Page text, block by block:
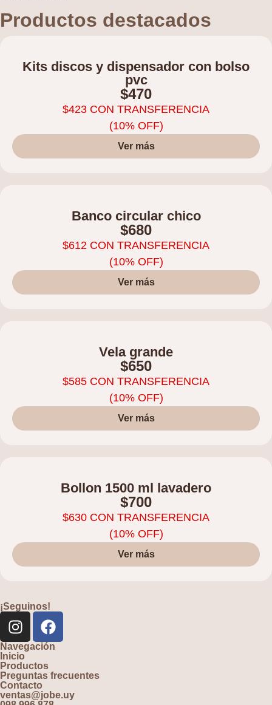
Productos destacados
Kits discos y dispensador con bolso
pvc
$470
$423 CON TRANSFERENCIA
(10% OFF)
Ver más
Banco circular chico
$680
$612 CON TRANSFERENCIA
(10% OFF)
Ver más
Vela grande
$650
$585 CON TRANSFERENCIA
(10% OFF)
Ver más
Bollon 1500 ml lavadero
$700
$630 CON TRANSFERENCIA
(10% OFF)
Ver más
¡Seguinos!
Navegación
Inicio
Productos
Preguntas frecuentes
Contacto
ventas@jobe.uy